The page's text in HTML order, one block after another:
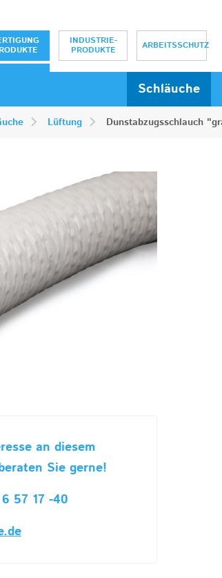
GmbH
INDUSTRIE-
PRODUKTE
ARBEITSSCHUTZ
Schläuche
Lüftung Dunstabzugsschlauch
an diesem
Sie gerne!
57 17 -40